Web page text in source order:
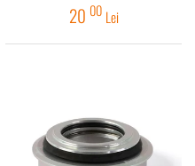
20 00 Lei